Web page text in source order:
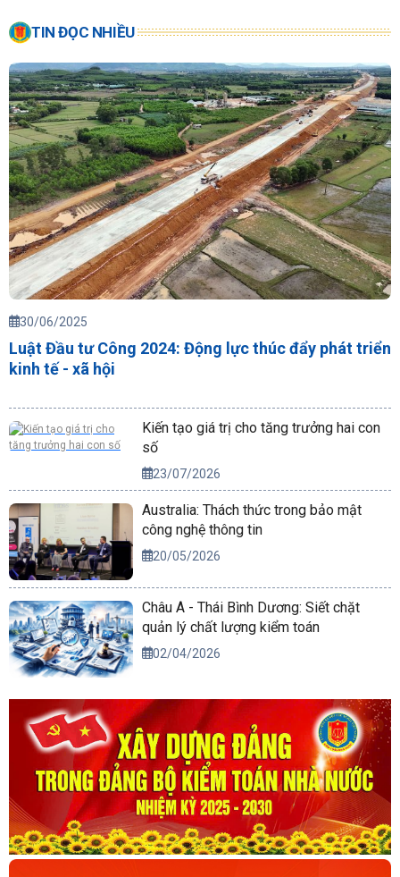
TIN ĐỌC NHIỀU
30/06/2025
Luật Đầu tư Công 2024: Động lực thúc đẩy phát triển
kinh tế - xã hội
Kiến tạo giá trị cho tăng trưởng hai con
số
23/07/2026
Australia: Thách thức trong bảo mật
công nghệ thông tin
20/05/2026
Châu Á - Thái Bình Dương: Siết chặt
quản lý chất lượng kiểm toán
02/04/2026